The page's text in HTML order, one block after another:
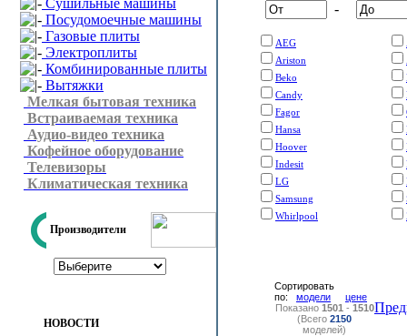
Сушильные машины
Посудомоечные машины
Газовые плиты
Электроплиты
Комбинированные плиты
Вытяжки
Мелкая бытовая техника
Встраиваемая техника
Аудио-видео техника
Кофейное оборудование
Телевизоры
Климатическая техника
Производители
НОВОСТИ
-
AEG
Ariston
Beko
Candy
Fagor
Hansa
Hoover
Indesit
LG
Samsung
Whirlpool
Сортировать
по: модели
цене
Показано 1501 - 1510
(Всего 2150
моделей)